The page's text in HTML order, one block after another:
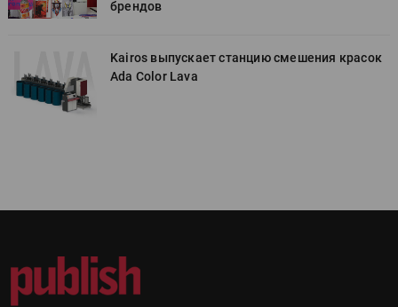
брендов
Kairos выпускает станцию смешения красок
Ada Color Lava